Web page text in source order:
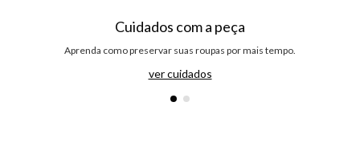
Cuidados com a peça
Aprenda como preservar suas roupas por mais tempo.
ver cuidados